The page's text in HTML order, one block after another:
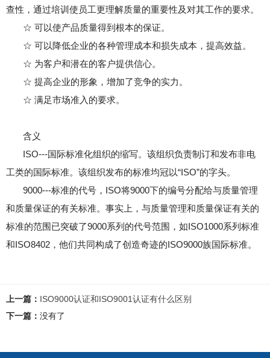
查性，通过培训使员工更理解质量的重要性及对其工作的要求。
☆ 可以使产品质量得到根本的保证。
☆ 可以降低企业的各种管理成本和损失成本，提高效益。
☆ 为客户和潜在的客户提供信心。
☆ 提高企业的形象，增加了竞争的实力。
☆ 满足市场准入的要求。
含义
ISO---国际标准化组织的缩写。该组织负责制订和发布非电
工类的国际标准。该组织发布的标准均冠以“ISO”的字头。
9000---标准的代号，ISO将9000下的编号分配给与质量管理
和质量保证的有关标准。事实上，与质量管理和质量保证有关的
标准的范围已突破了9000系列的代号范围，如ISO1000系列标准
和ISO8402，他们共同构成了创造奇迹的ISO9000族国际标准。
上一篇： ISO9000认证和ISO9001认证有什么区别
下一篇： 没有了